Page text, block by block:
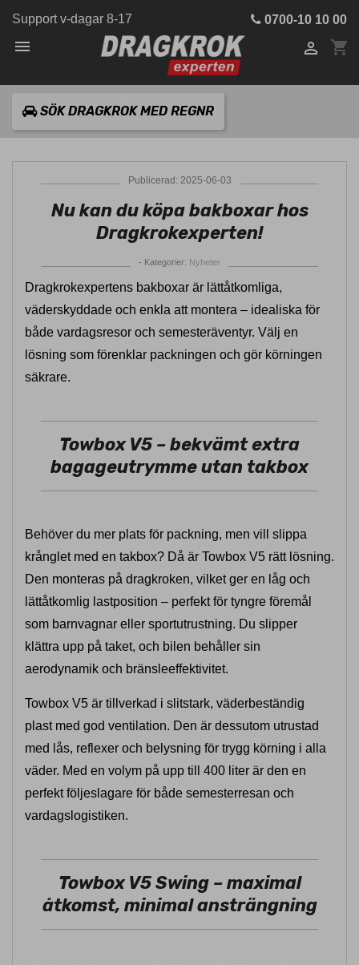
Support v-dagar 8-17 0700-10 10 00
 shopping_cart

SÖK DRAGKROK MED REGNR
Publicerad: 2025-06-03
Nu kan du köpa bakboxar hos
Dragkrokexperten!
- Kategorier: Nyheter
Dragkrokexpertens bakboxar är lättåtkomliga,
väderskyddade och enkla att montera – idealiska för
både vardagsresor och semesteräventyr. Välj en
lösning som förenklar packningen och gör körningen
säkrare.
Towbox V5 – bekvämt extra
bagageutrymme utan takbox
Behöver du mer plats för packning, men vill slippa
krånglet med en takbox? Då är Towbox V5 rätt lösning.
Den monteras på dragkroken, vilket ger en låg och
lättåtkomlig lastposition – perfekt för tyngre föremål
som barnvagnar eller sportutrustning. Du slipper
klättra upp på taket, och bilen behåller sin
aerodynamik och bränsleeffektivitet.
Towbox V5 är tillverkad i slitstark, väderbeständig
plast med god ventilation. Den är dessutom utrustad
med lås, reflexer och belysning för trygg körning i alla
väder. Med en volym på upp till 400 liter är den en
perfekt följeslagare för både semesterresan och
vardagslogistiken.
Towbox V5 Swing – maximal
åtkomst, minimal ansträngning